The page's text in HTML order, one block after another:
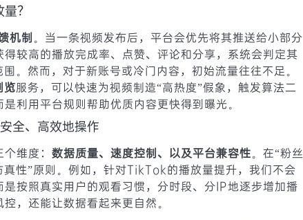
？
机制 。当一条视频发布后，平台会优先将其推送给小部分
较高的播放完成率、点赞、评论和分享，系统会判定其
。然而，对于新账号或冷门内容，初始流量往往不足。
览服务，可以快速为视频制造“高热度”假象，触发算法二
利用平台规则帮助优质内容更快得到曝光。
全、高效地操作
维度： 数据质量、速度控制、以及平台兼容性。在“粉丝
真性”原则。例如，针对TikTok的播放量提升，我们不会
按照真实用户的观看习惯，分时段、分IP地逐步增加播
，还能让数据看起来更自然。